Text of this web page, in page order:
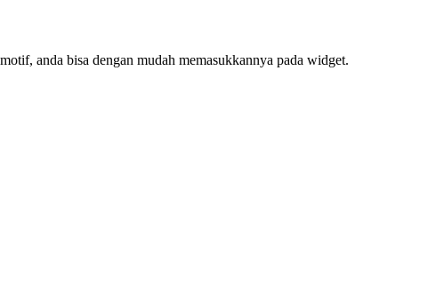
anda bisa dengan mudah memasukkannya pada widget.